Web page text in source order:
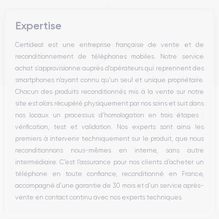
Haut parleur
Bouton Home
Bluetooth
WiFi
Réseau
Vibreur
Prise USB
Expertise
Certideal est une entreprise française de vente et de
reconditionnement de téléphones mobiles. Notre service
achat s’approvisionne auprès d’opérateurs qui reprennent des
smartphones n’ayant connu qu’un seul et unique propriétaire.
Chacun des produits reconditionnés mis à la vente sur notre
site est alors récupéré physiquement par nos soins et suit dans
nos locaux un processus d’homologation en trois étapes :
vérification, test et validation. Nos experts sont ainsi les
premiers à intervenir techniquement sur le produit, que nous
reconditionnons nous-mêmes en interne, sans autre
intermédiaire. C’est l’assurance pour nos clients d’acheter un
téléphone en toute confiance, reconditionné en France,
accompagné d’une garantie de 30 mois et d’un service après-
vente en contact continu avec nos experts techniques.